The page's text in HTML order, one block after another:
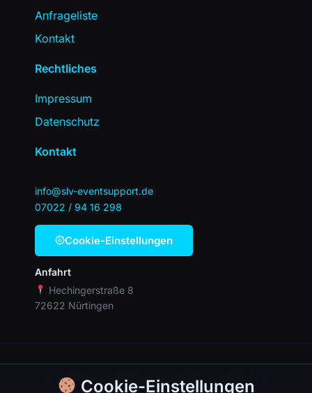
Anfrageliste
Kontakt
Rechtliches
Impressum
Datenschutz
Kontakt
info@slv-eventsupport.de
07022 / 94 16 298
Cookie-Einstellungen
Anfahrt
Hechingerstraße 8
72622 Nürtingen
© 2026 SLV Eventsupport. Alle Rechte vorbehalten.
Cookie-Einstellungen